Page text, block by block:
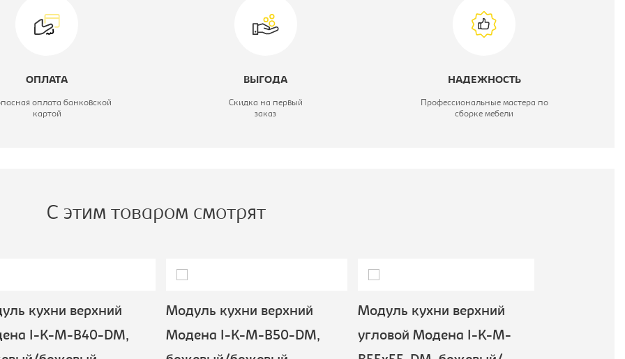
Ширина, мм:
ОПЛАТА
оплата банковской
картой
ВЫГОДА
Скидка на первый
заказ
НАДЕЖНОСТЬ
Профессиональные мастера по
сборке мебели
С этим товаром смотрят
кухни верхний
I-K-M-B40-DM,
Модуль кухни верхний
Модена I-K-M-B50-DM,
Модуль кухни верхний
угловой Модена I-K-M-